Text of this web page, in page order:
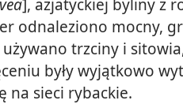
odnaleziono mocny,
trzciny i
były wyjątkowo
na sieci rybackie.